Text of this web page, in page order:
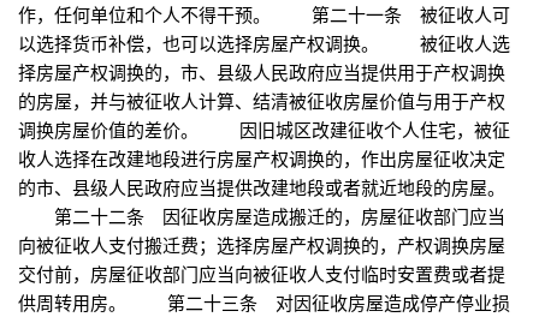
作，任何单位和个人不得干预。 第二十一条 被征收人可
以选择货币补偿，也可以选择房屋产权调换。 被征收人选
择房屋产权调换的，市、县级人民政府应当提供用于产权调换
的房屋，并与被征收人计算、结清被征收房屋价值与用于产权
调换房屋价值的差价。 因旧城区改建征收个人住宅，被征
收人选择在改建地段进行房屋产权调换的，作出房屋征收决定
的市、县级人民政府应当提供改建地段或者就近地段的房屋。
第二十二条 因征收房屋造成搬迁的，房屋征收部门应当
向被征收人支付搬迁费；选择房屋产权调换的，产权调换房屋
交付前，房屋征收部门应当向被征收人支付临时安置费或者提
供周转用房。 第二十三条 对因征收房屋造成停产停业损